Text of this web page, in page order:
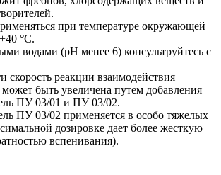
при температуре окружающей
°C.
водами (рН менее 6) консультруйтесь с
скорость реакции взаимодействия
быть увеличена путем добавления
ПУ 03/01 и ПУ 03/02.
ПУ 03/02 применяется в особо тяжелых
дозировке дает более жесткую
вспенивания).